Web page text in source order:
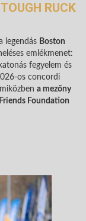
RUCK
legendás Boston
emlékmenet:
fegyelem és
os concordi
a mezőny
Foundation